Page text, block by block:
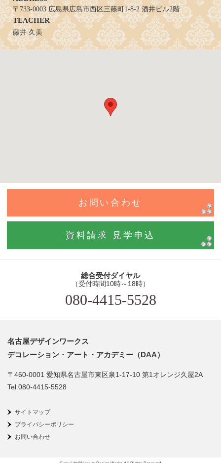
〒733-0003 広島県広島市西区三篠町1-8-2 酒井ビル2階
TEACHER
藤井 久美
お問い合わせ
資料請求 見学申込
総合受付ダイヤル
（受付時間10時～18時）
080-4415-5528
名古屋デザインワークス
デコレーション・アート・アカデミー（DAA）
〒460-0001 愛知県名古屋市東区泉1-17-10 第1オレンジ久屋2A
Tel.080-4415-5528
サイトマップ
プライバシーポリシー
お問い合わせ